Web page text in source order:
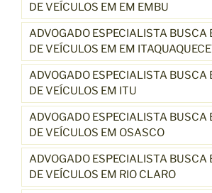
DE VEÍCULOS EM EM EMBU
ADVOGADO ESPECIALISTA BUSCA
DE VEÍCULOS EM EM
ADVOGADO ESPECIALISTA BUSCA
DE VEÍCULOS EM ITU
ADVOGADO ESPECIALISTA BUSCA
DE VEÍCULOS EM OSASCO
ADVOGADO ESPECIALISTA BUSCA
DE VEÍCULOS EM RIO CLARO